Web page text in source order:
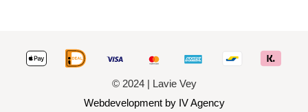
© 2024 | Lavie Vey
Webdevelopment by IV Agency